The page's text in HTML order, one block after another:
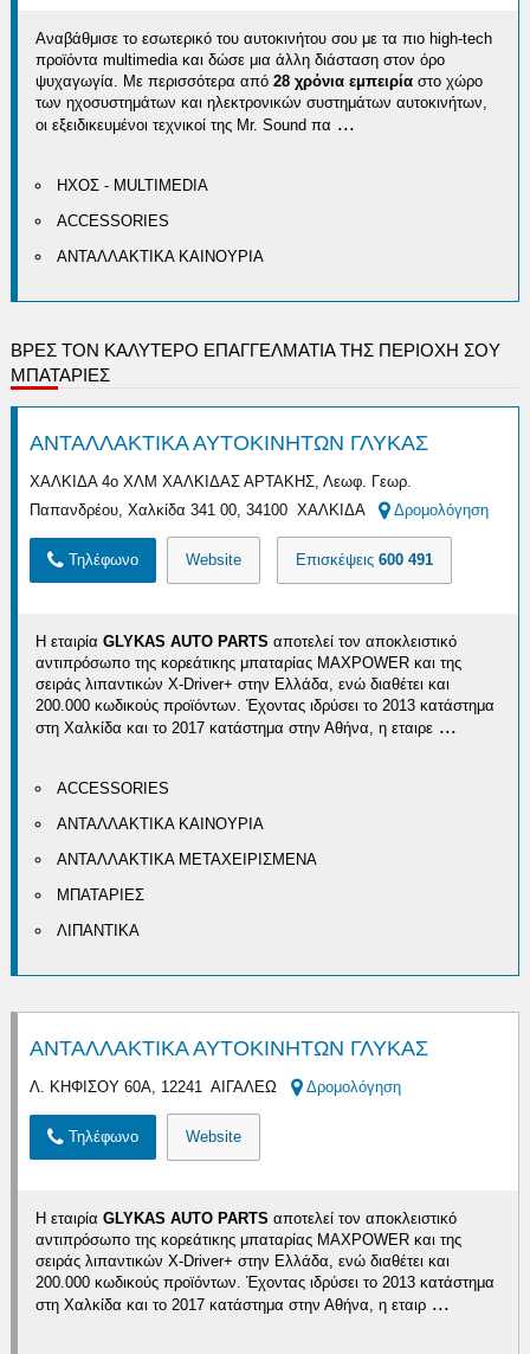
Αναβάθμισε το εσωτερικό του αυτοκινήτου σου με τα πιο high-tech
προϊόντα multimedia και δώσε μια άλλη διάσταση στον όρο
ψυχαγωγία. Με περισσότερα από28 χρόνια εμπειρία στο χώρο
των ηχοσυστημάτων και ηλεκτρονικών συστημάτων αυτοκινήτων,
οι εξειδικευμένοι τεχνικοί της Mr. Sound πα ...
ΗΧΟΣ - MULTIMEDIA
ACCESSORIES
ΑΝΤΑΛΛΑΚΤΙΚΑ ΚΑΙΝΟΥΡΙΑ
ΒΡΕΣ ΤΟΝ ΚΑΛΎΤΕΡΟ ΕΠΑΓΓΕΛΜΑΤΊΑ ΤΗΣ ΠΕΡΙΟΧΉ ΣΟΥ
ΜΠΑΤΑΡΙΕΣ
ΑΝΤΑΛΛΑΚΤΙΚΑ ΑΥΤΟΚΙΝΗΤΩΝ ΓΛΥΚΑΣ
ΧΑΛΚΙΔΑ 4ο ΧΛΜ ΧΑΛΚΙΔΑΣ ΑΡΤΑΚΗΣ, Λεωφ. Γεωρ.
Παπανδρέου, Χαλκίδα 341 00, 34100 ΧΑΛΚΙΔΑ
Δρομολόγηση
Τηλέφωνο Website Επισκέψεις600 491
Η εταιρία GLYKAS AUTO PARTSαποτελεί τον αποκλειστικό
αντιπρόσωπο της κορεάτικης μπαταρίας MAXPOWER και της
σειράς λιπαντικών X-Driver+ στην Ελλάδα, ενώ διαθέτει και
200.000 κωδικούς προϊόντων. Έχοντας ιδρύσει το 2013 κατάστημα
στη Χαλκίδα και το 2017 κατάστημα στην Αθήνα, η εταιρε ...
ACCESSORIES
ΑΝΤΑΛΛΑΚΤΙΚΑ ΚΑΙΝΟΥΡΙΑ
ΑΝΤΑΛΛΑΚΤΙΚΑ ΜΕΤΑΧΕΙΡΙΣΜΕΝΑ
ΜΠΑΤΑΡΙΕΣ
ΛΙΠΑΝΤΙΚΑ
ΑΝΤΑΛΛΑΚΤΙΚΑ ΑΥΤΟΚΙΝΗΤΩΝ ΓΛΥΚΑΣ
Λ. ΚΗΦΙΣΟΥ 60Α, 12241 ΑΙΓΑΛΕΩ Δρομολόγηση
Τηλέφωνο Website
Η εταιρίαGLYKAS AUTO PARTSαποτελεί τον αποκλειστικό
αντιπρόσωπο της κορεάτικης μπαταρίας MAXPOWER και της
σειράς λιπαντικών X-Driver+ στην Ελλάδα, ενώ διαθέτει και
200.000 κωδικούς προϊόντων. Έχοντας ιδρύσει το 2013 κατάστημα
στη Χαλκίδα και το 2017 κατάστημα στην Αθήνα, η εταιρ ...